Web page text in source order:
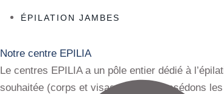
ÉPILATION JAMBES
Notre centre EPILIA
Le centres EPILIA a un pôle entier dédié à
souhaitée (corps et visage). Nous possédons